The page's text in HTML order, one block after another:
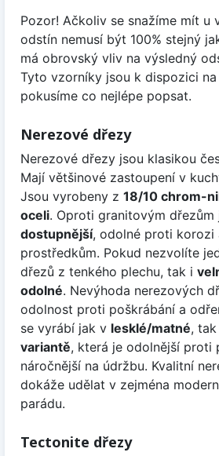
Pozor! Ačkoliv se snažíme mít
odstín nemusí být 100% stejný
má obrovský vliv na výsledný
Tyto vzorníky jsou k dispozici
pokusíme co nejlépe popsat.
Nerezové dřezy
Nerezové dřezy jsou klasikou
Mají většinové zastoupení v
Jsou vyrobeny z 18/10 chrom-
oceli. Oproti granitovým dřezům
dostupnější, odolné proti korozi
prostředkům. Pokud nezvolíte
dřezů z tenkého plechu, tak i
odolné. Nevýhoda nerezových
odolnost proti poškrábání a
se vyrábí jak v lesklé/matné, tak
variantě, která je odolnější proti
náročnější na údržbu. Kvalitní
dokáže udělat v zejména
parádu.
Tectonite dřezy